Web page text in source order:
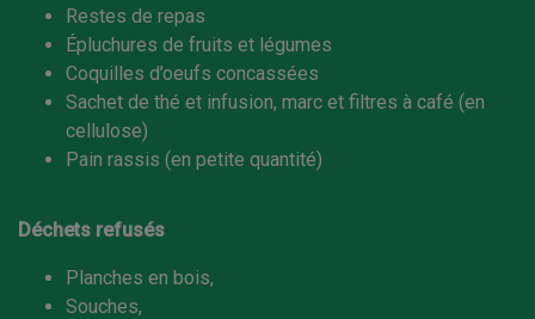
Restes de repas
Épluchures de fruits et légumes
Coquilles d’oeufs concassées
Sachet de thé et infusion, marc et filtres à café (en
cellulose)
Pain rassis (en petite quantité)
Déchets refusés
Planches en bois,
Souches,